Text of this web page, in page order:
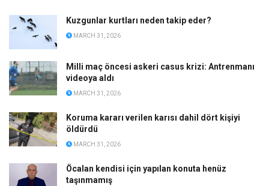
Kuzgunlar kurtları neden takip eder?
MARCH 31, 2026
Milli maç öncesi askeri casus krizi: Antrenmanı
videoya aldı
MARCH 31, 2026
Koruma kararı verilen karısı dahil dört kişiyi
öldürdü
MARCH 31, 2026
Öcalan kendisi için yapılan konuta henüz
taşınmamış